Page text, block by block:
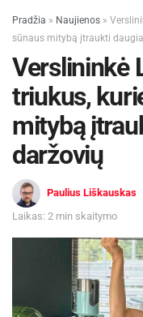
Pradžia » Naujienos »
sūnaus mitybą įtraukti
Verslininkė
triukus,
mitybą
daržovių
Paulius Liškauskas
Laikas: 2 min skaitymo